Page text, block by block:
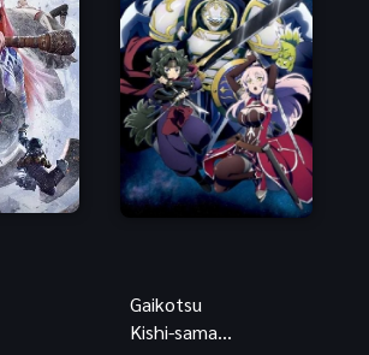
Gaikotsu
Kishi-sama